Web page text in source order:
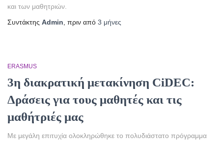
και των μαθητριών.
Συντάκτης Admin , πριν από 3 μήνες
ERASMUS
3η διακρατική μετακίνηση CiDEC:
Δράσεις για τους μαθητές και τις
μαθήτριές μας
Με μεγάλη επιτυχία ολοκληρώθηκε το πολυδιάστατο πρόγραμμα